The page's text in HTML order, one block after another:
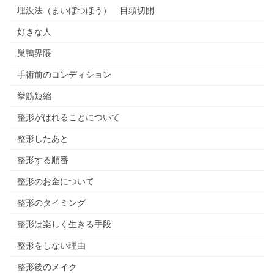
埋没法（まいぼつほう） 目頭切開
好きな人
巣鴨界隈
手術前のコンディション
挙筋短縮
整形がばれることについて
整形したあと
整形する順番
整形のお金について
整形のタイミング
整形は楽しく生きる手段
整形をしない理由
整形後のメイク